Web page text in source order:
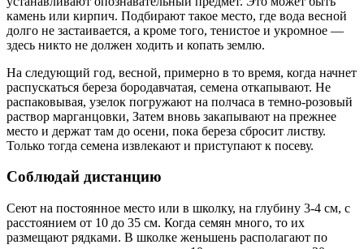
камень или кирпич. Подбирают такое место, где вода весной
долго не застаивается, а кроме того, тенистое и укромное —
здесь никто не должен ходить и копать землю.
На следующий год, весной, примерно в то время, когда начнет
распускаться береза бородавчатая, семена откапывают. Не
распаковывая, узелок погружают на полчаса в темно-розовый
раствор марганцовки, Затем вновь закапывают на прежнее
место и держат там до осени, пока береза сбросит листву.
Только тогда семена извлекают и приступают к посеву.
Соблюдай дистанцию
Сеют на постоянное место или в школку, на глубину 3-4 см, с
расстоянием от 10 до 35 см. Когда семян много, то их
размещают рядками. В школке женьшень располагают по